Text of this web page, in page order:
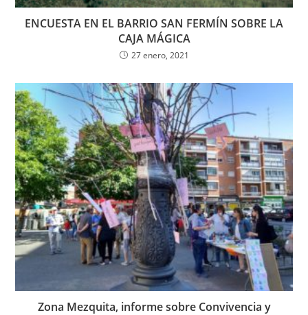
ENCUESTA EN EL BARRIO SAN FERMÍN SOBRE LA
CAJA MÁGICA
27 enero, 2021
Zona Mezquita, informe sobre Convivencia y